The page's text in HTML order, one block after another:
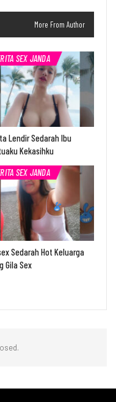
More From Author
SEX JANDA
Lendir Sedarah Ibu
Kekasihku
SEX JANDA
Sedarah Hot Keluarga
Gila Sex